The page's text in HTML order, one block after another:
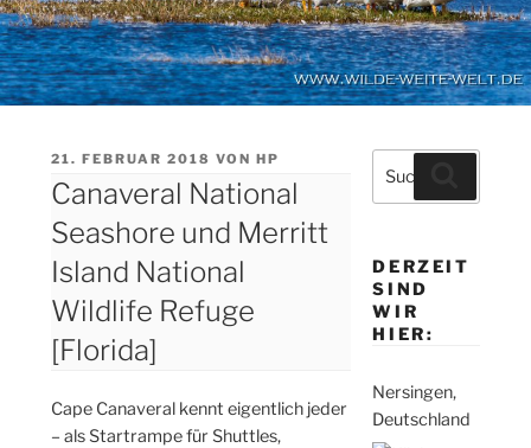
VERÖFFENTLICHT
21. FEBRUAR 2018 VONHP
Canaveral National
Seashore und Merritt
Island National
Wildlife Refuge
[Florida]
Cape Canaveral kennt eigentlich jeder
– als Startrampe für Shuttles,
Suche
nach:
DERZEIT
SIND
WIR
HIER:
Nersingen,
Deutschland